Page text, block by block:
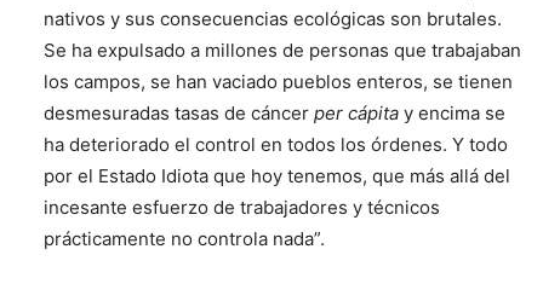
nativos y sus consecuencias ecológicas son brutales.
Se ha expulsado a millones de personas que trabajaban
los campos, se han vaciado pueblos enteros, se tienen
desmesuradas tasas de cáncer per cápita y encima se
ha deteriorado el control en todos los órdenes. Y todo
por el Estado Idiota que hoy tenemos, que más allá del
incesante esfuerzo de trabajadores y técnicos
prácticamente no controla nada”.